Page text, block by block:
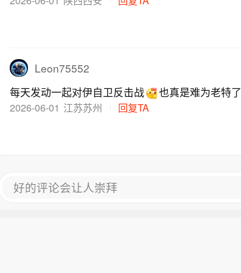
Leon75552
每天发动一起对伊自卫反击战
也真是难为老特了
2026-06-01 江苏苏州 回复TA
好的评论会让人崇拜